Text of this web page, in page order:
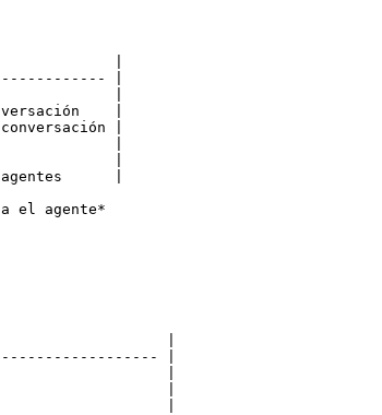
|
|
|
|
|
|
|
agentes      |
el agente*
|
|
|
|
|